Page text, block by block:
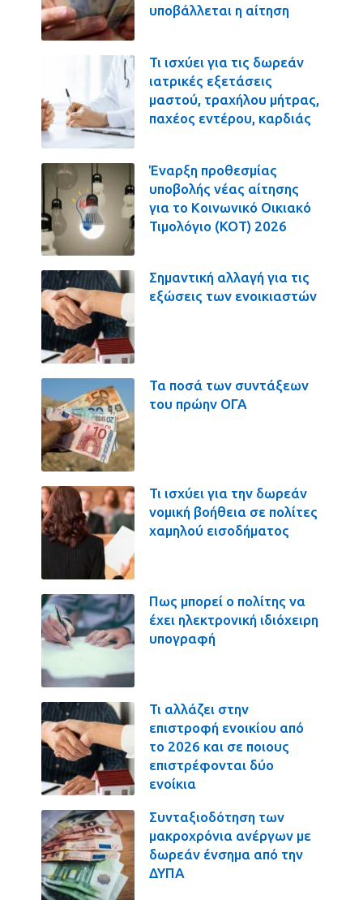
υποβάλλεται η αίτηση
Τι ισχύει για τις δωρεάν
ιατρικές εξετάσεις
μαστού, τραχήλου μήτρας,
παχέος εντέρου, καρδιάς
Έναρξη προθεσμίας
υποβολής νέας αίτησης
για το Κοινωνικό Οικιακό
Τιμολόγιο (ΚΟΤ) 2026
Σημαντική αλλαγή για τις
εξώσεις των ενοικιαστών
Τα ποσά των συντάξεων
του πρώην ΟΓΑ
Τι ισχύει για την δωρεάν
νομική βοήθεια σε πολίτες
χαμηλού εισοδήματος
Πως μπορεί ο πολίτης να
έχει ηλεκτρονική ιδιόχειρη
υπογραφή
Τι αλλάζει στην
επιστροφή ενοικίου από
το 2026 και σε ποιους
επιστρέφονται δύο
ενοίκια
Συνταξιοδότηση των
μακροχρόνια ανέργων με
δωρεάν ένσημα από την
ΔΥΠΑ